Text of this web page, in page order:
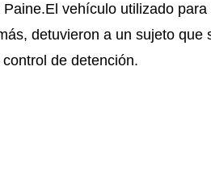
Paine.El vehículo utilizado
detuvieron a un sujeto
de detención.